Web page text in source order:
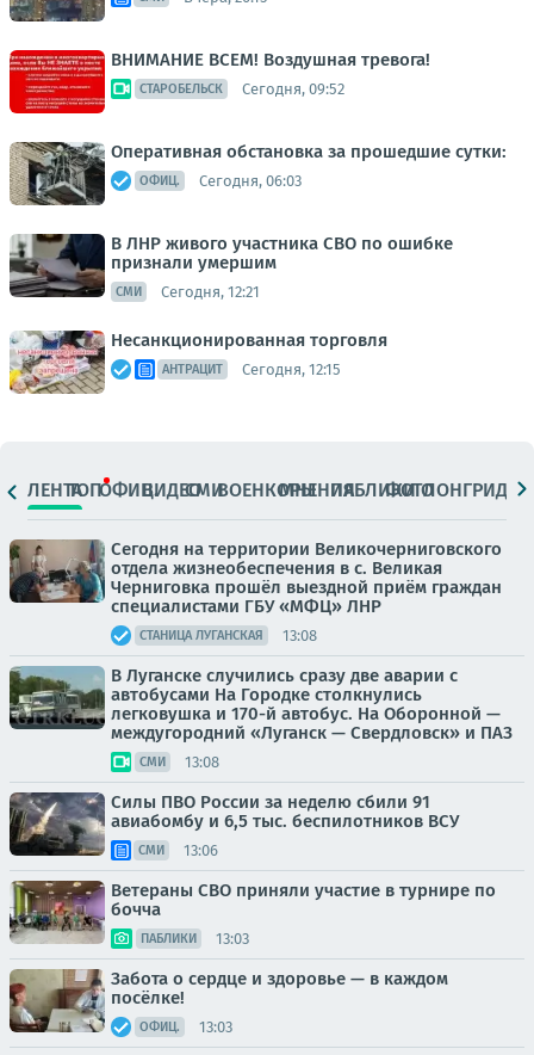
ВНИМАНИЕ ВСЕМ! Воздушная тревога!
СТАРОБЕЛЬСК Сегодня, 09:52
Оперативная обстановка за прошедшие сутки:
ОФИЦ. Сегодня, 06:03
В ЛНР живого участника СВО по ошибке
признали умершим
СМИ Сегодня, 12:21
Несанкционированная торговля
АНТРАЦИТ Сегодня, 12:15
ЛЕНТАТОПОФИЦ.ВИДЕОСМИВОЕНКОРЫМНЕНИЯПАБЛИКИ
ФОТОЛОНГРИДЫ
Сегодня на территории Великочерниговского
отдела жизнеобеспечения в с. Великая
Черниговка прошёл выездной приём граждан
специалистами ГБУ «МФЦ» ЛНР
СТАНИЦА ЛУГАНСКАЯ 13:08
В Луганске случились сразу две аварии с
автобусами На Городке столкнулись
легковушка и 170-й автобус. На Оборонной —
междугородний «Луганск — Свердловск» и ПАЗ
СМИ 13:08
Силы ПВО России за неделю сбили 91
авиабомбу и 6,5 тыс. беспилотников ВСУ
СМИ 13:06
Ветераны СВО приняли участие в турнире по
бочча
ПАБЛИКИ 13:03
Забота о сердце и здоровье — в каждом
посёлке!
ОФИЦ. 13:03